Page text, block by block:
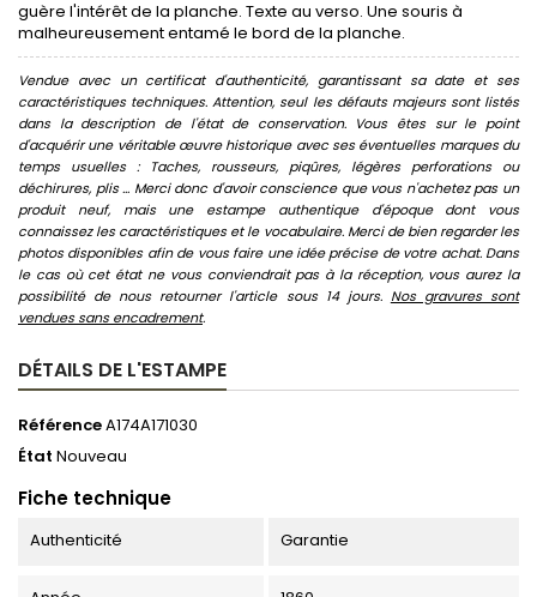
guère l'intérêt de la planche. Texte au verso. Une souris à
malheureusement entamé le bord de la planche.
Vendue avec un certificat d'authenticité, garantissant sa date et ses
caractéristiques techniques. Attention, seul les défauts majeurs sont listés
dans la description de l'état de conservation. Vous êtes sur le point
d'acquérir une véritable œuvre historique avec ses éventuelles marques du
temps usuelles : Taches, rousseurs, piqûres, légères perforations ou
déchirures, plis ... Merci donc d'avoir conscience que vous n'achetez pas un
produit neuf, mais une estampe authentique d'époque dont vous
connaissez les caractéristiques et le vocabulaire. Merci de bien regarder les
photos disponibles afin de vous faire une idée précise de votre achat. Dans
le cas où cet état ne vous conviendrait pas à la réception, vous aurez la
possibilité de nous retourner l'article sous 14 jours. Nos gravures sont
vendues sans encadrement.
DÉTAILS DE L'ESTAMPE
RéférenceA174A171030
État Nouveau
Fiche technique
Authenticité Garantie